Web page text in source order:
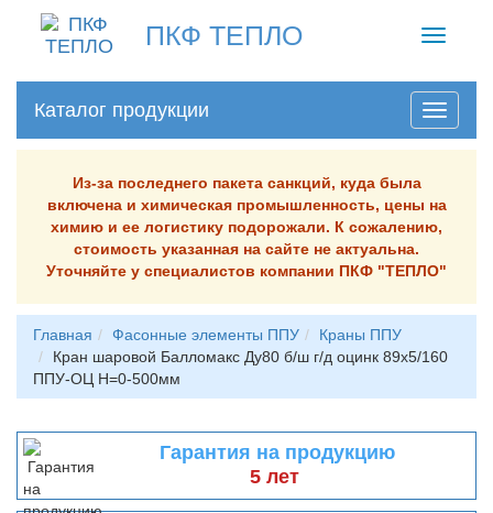
ПКФ ТЕПЛО
Toggle
Каталог продукции
Из-за последнего пакета санкций, куда была
включена и химическая промышленность, цены на
химию и ее логистику подорожали. К сожалению,
стоимость указанная на сайте не актуальна.
Уточняйте у специалистов компании ПКФ "ТЕПЛО"
Главная Фасонные элементы ППУ
Краны ППУ
Кран шаровой Балломакс Ду80 б/ш г/д оцинк 89х5/160
ППУ-ОЦ H=0-500мм
Гарантия на продукцию
5 лет